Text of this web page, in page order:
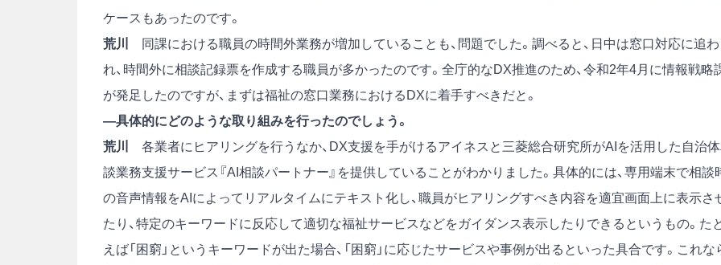
ケースもあったのです。
荒川
同課における職員の時間外業務が増加していることも、問題でした。調べると、日中は窓口対応に追わ
れ、時間外に相談記録票を作成する職員が多かったのです。全庁的なDX推進のため、令和2年4月に情報戦略
が発足したのですが、まずは福祉の窓口業務におけるDXに着手すべきだと。
―具体的にどのような取り組みを行ったのでしょう。
荒川
各業者にヒアリングを行うなか、DX支援を手がけるアイネスと三菱総合研究所がAIを活用した自治
談業務支援サービス『AI相談パートナー』を提供していることがわかりました。具体的には、専用端末で相談
の音声情報をAIによってリアルタイムにテキスト化し、職員がヒアリングすべき内容を適宜画面上に表示さ
たり、特定のキーワードに反応して適切な福祉サービスなどをガイダンス表示したりできるというもの。た
えば「困窮」というキーワードが出た場合、「困窮」に応じたサービスや事例が出るといった具合です。これな